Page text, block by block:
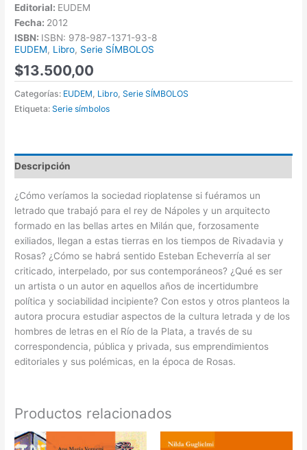
Editorial: EUDEM
Fecha: 2012
ISBN: ISBN: 978-987-1371-93-8
EUDEM, Libro, Serie SÍMBOLOS
$13.500,00
Categorías: EUDEM Libro ,Serie SÍMBOLOS
Etiqueta:Serie símbolos
Descripción
¿Cómo veríamos la sociedad rioplatense si fuéramos un
letrado que trabajó para el rey de Nápoles y un arquitecto
formado en las bellas artes en Milán que, forzosamente
exiliados, llegan a estas tierras en los tiempos de Rivadavia y
Rosas? ¿Cómo se habrá sentido Esteban Echeverría al ser
criticado, interpelado, por sus contemporáneos? ¿Qué es ser
un artista o un autor en aquellos años de incertidumbre
política y sociabilidad incipiente? Con estos y otros planteos la
autora procura estudiar aspectos de la cultura letrada y de los
hombres de letras en el Río de la Plata, a través de su
correspondencia, pública y privada, sus emprendimientos
editoriales y sus polémicas, en la época de Rosas.
Productos relacionados